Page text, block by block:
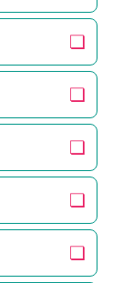
❏
❏
❏
❏
❏